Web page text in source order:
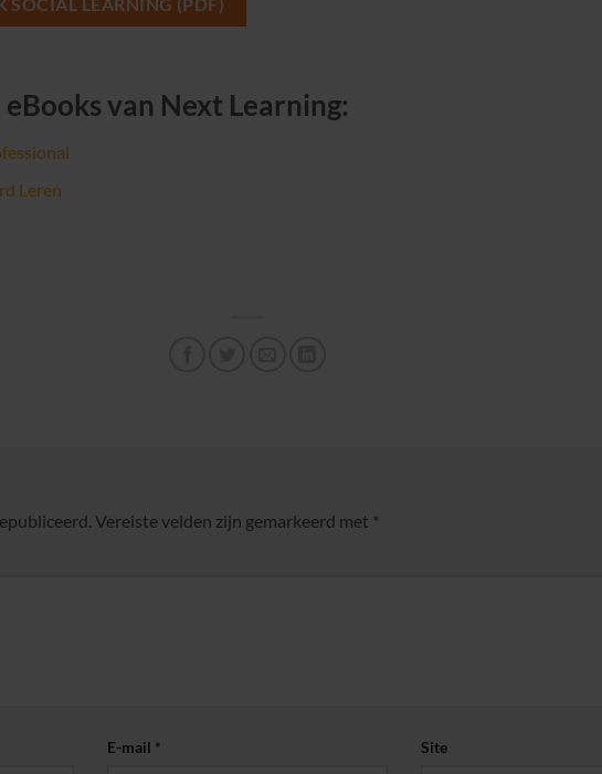
SOCIAL LEARNING (PDF)
van Next Learning:
Leren
Vereiste velden zijn gemarkeerd met *
E-mail * Site